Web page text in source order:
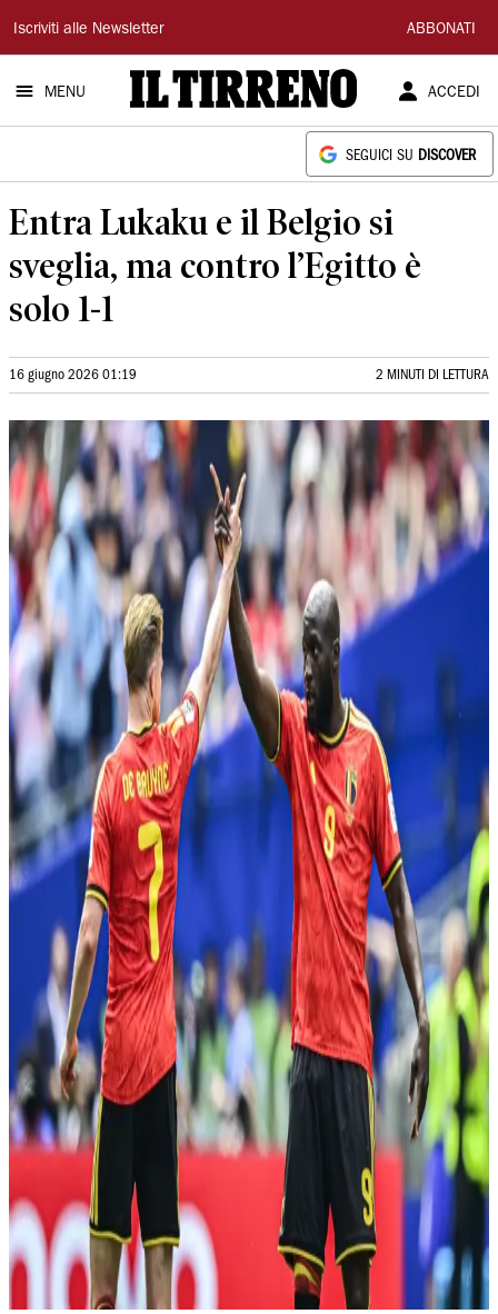
Il
Tirreno
Iscriviti alle Newsletter ABBONATI
MENU ACCEDI
SEGUICI SU DISCOVER
Entra Lukaku e il Belgio si
sveglia, ma contro l’Egitto è
solo 1-1
16 giugno 2026 01:19 2 MINUTI DI LETTURA